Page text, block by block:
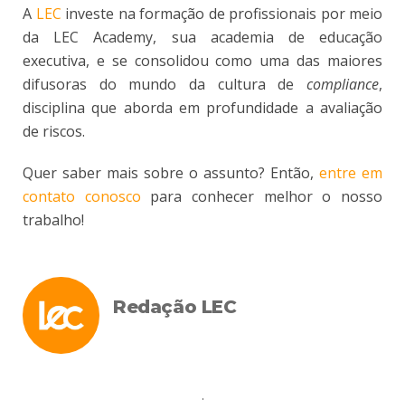
A LEC investe na formação de profissionais por meio
da LEC Academy, sua academia de educação
executiva, e se consolidou como uma das maiores
difusoras do mundo da cultura de compliance,
disciplina que aborda em profundidade a avaliação
de riscos.
Quer saber mais sobre o assunto? Então, entre em
contato conosco para conhecer melhor o nosso
trabalho!
Redação LEC